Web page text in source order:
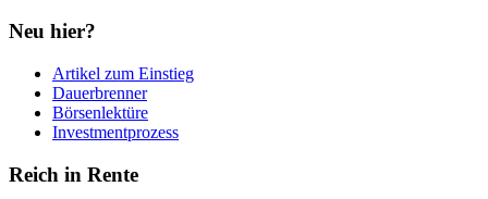
Neu hier?
Artikel zum Einstieg
Dauerbrenner
Börsenlektüre
Investmentprozess
Reich in Rente